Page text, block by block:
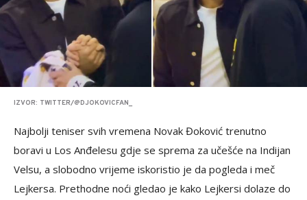
IZVOR: TWITTER/@DJOKOVICFAN_
Najbolji teniser svih vremena Novak Đoković trenutno
boravi u Los Anđelesu gdje se sprema za učešće na Indijan
Velsu, a slobodno vrijeme iskoristio je da pogleda i meč
Lejkersa. Prethodne noći gledao je kako Lejkersi dolaze do